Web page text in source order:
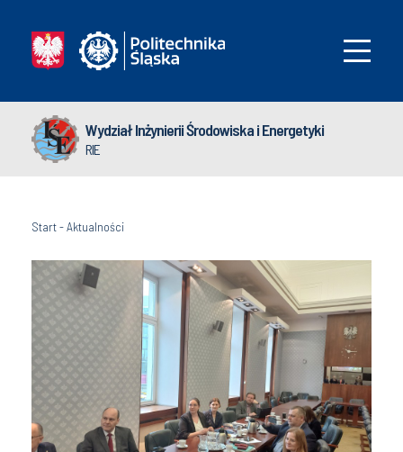
Wydział Inżynierii Środowiska i Energetyki
RIE
Start-Aktualności